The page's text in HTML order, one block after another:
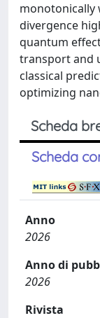
monotonically
divergence
quantum
transport and
classical
optimizing
Scheda
Scheda
Anno
2026
Anno di
2026
Rivista